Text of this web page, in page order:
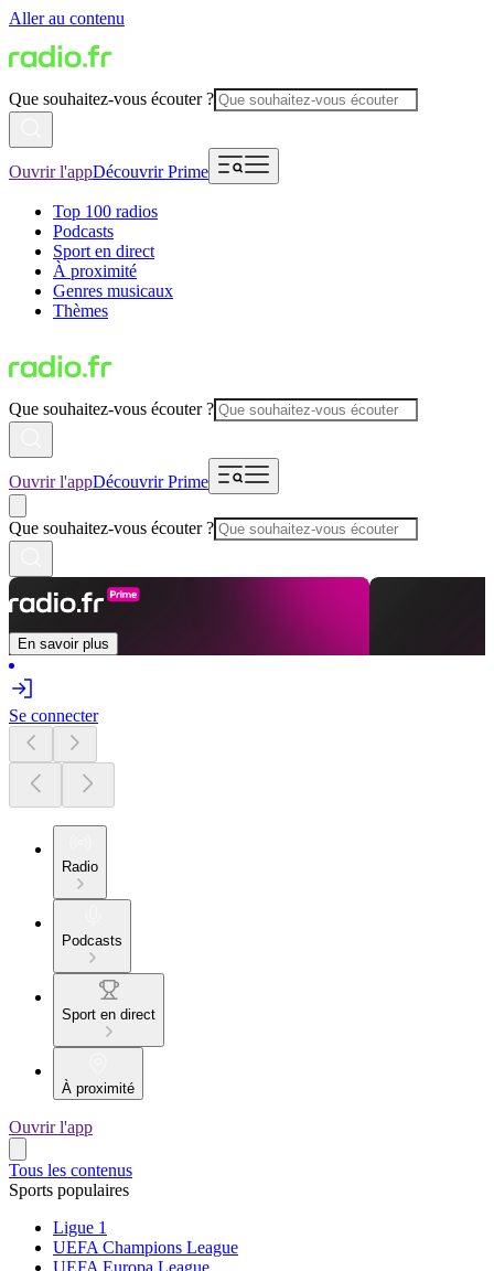
Aller au contenu
Que souhaitez-vous écouter ?
Ouvrir l'appDécouvrir Prime
Top 100 radios
Podcasts
Sport en direct
À proximité
Genres musicaux
Thèmes
Que souhaitez-vous écouter ?
Ouvrir l'appDécouvrir Prime
Que souhaitez-vous écouter ?
En savoir plus
Se connecter
Radio
Podcasts
Sport en direct
À proximité
Ouvrir l'app
Tous les contenus
Sports populaires
Ligue 1
UEFA Champions League